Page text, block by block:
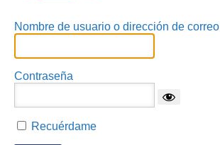
Nombre de usuario o dirección de correo
Contraseña
Recuérdame